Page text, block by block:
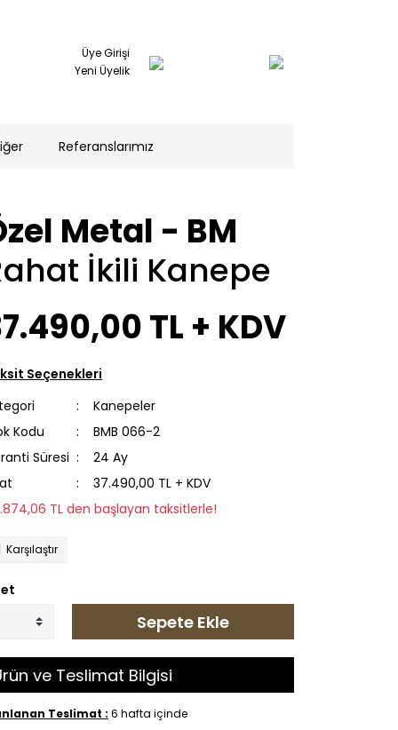
Üye Girişi
Yeni Üyelik
Referanslarımız
Metal - BM
İkili Kanepe
TL + KDV
Seçenekleri
Kanepeler
Kodu
BMB 066-2
Süresi
24 Ay
37.490,00 TL + KDV
TL den başlayan taksitlerle!
Karşılaştır
Sepete Ekle
ve Teslimat Bilgisi
Teslimat : 6 hafta içinde